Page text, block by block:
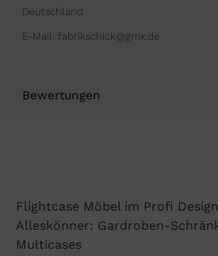
Deutschland
E-Mail: fabrikschick@gmx.de
Bewertungen
Flightcase Möbel im Profi
Alleskönner: Gardroben-
Multicases